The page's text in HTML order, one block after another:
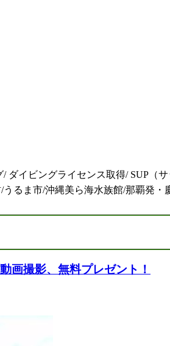
イビングライセンス取得/ SUP（
るま市/沖縄美ら海水族館/那覇発
画撮影、無料プレゼント！